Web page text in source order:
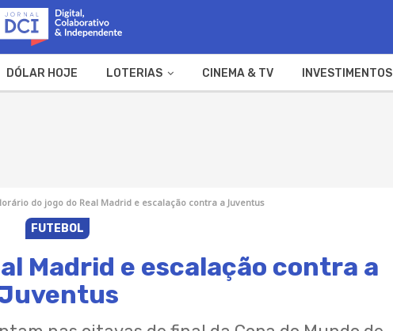
DÓLAR HOJE LOTERIAS CINEMA & TV INVESTIMENTOS
do jogo do Real Madrid e escalação contra a Juventus
FUTEBOL
Madrid e escalação contra a